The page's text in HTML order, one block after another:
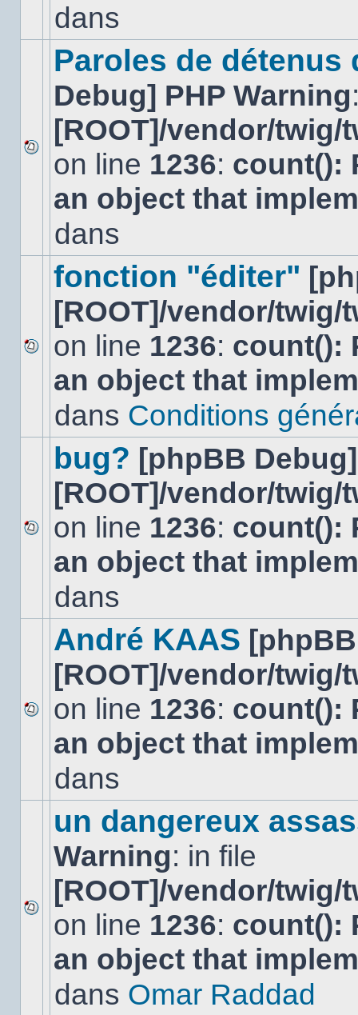
dansdans
Aucun
nouveau
message
non-
dans
sujet.
Paroles de détenus
Debug] PHP Warning
[ROOT]/vendor/
on line 1236: count():
an object that
dans
Aucun
nouveau
message
sujet.
fonction "éditer"
[ROOT]/vendor/
on line 1236: count():
an object that
dans Conditions
Aucun
nouveau
message
sujet.
bug? [phpBB
[ROOT]/vendor/
on line 1236: count():
an object that
dans
Aucun
nouveau
message
sujet.
André KAAS
[ROOT]/vendor/
on line 1236: count():
an object that
dans
Aucun
nouveau
message
non-
dans
un dangereux
Warning: in file
[ROOT]/vendor/
on line 1236: count():
an object that
dans Omar Raddad